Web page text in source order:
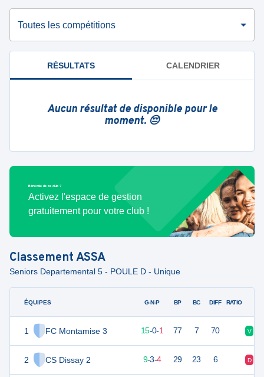
Toutes les compétitions
RÉSULTATS CALENDRIER
Aucun résultat de disponible pour le
moment. 😔
Bénévole de ce club ?
Activez l'espace de gestion
gratuitement pour votre club !
ClassementASSA
Seniors Departemental 5 - POULE D - Unique
ÉQUIPES
1 FC Montamise 3
2 CS Dissay 2
G-N-P BP BC DIFF RATIO
45 15-0-1 77 7 70 V
9-3-4 29 23 6 D